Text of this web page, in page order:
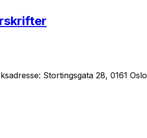
Stortingsgata 28, 0161 Oslo